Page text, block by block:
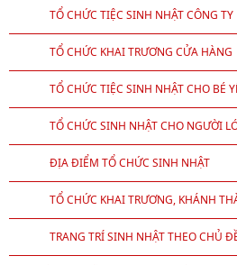
TỔ CHỨC TIỆC SINH NHẬT CÔNG TY
TỔ CHỨC KHAI TRƯƠNG CỬA HÀNG
TỔ CHỨC TIỆC SINH NHẬT CHO BÉ
TỔ CHỨC SINH NHẬT CHO NGƯỜI
ĐỊA ĐIỂM TỔ CHỨC SINH NHẬT
TỔ CHỨC KHAI TRƯƠNG, KHÁNH
TRANG TRÍ SINH NHẬT THEO CHỦ